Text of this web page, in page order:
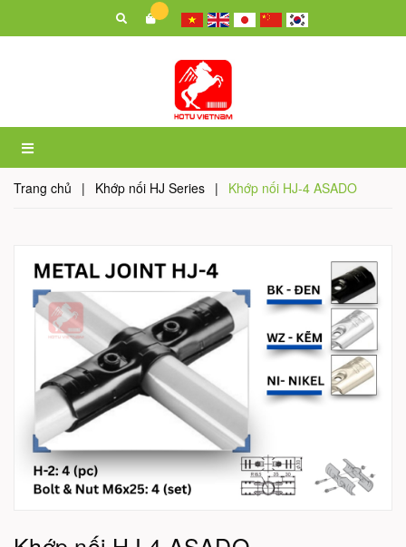
Trang chủ | Khớp nối HJ Series | Khớp nối HJ-4 ASADO